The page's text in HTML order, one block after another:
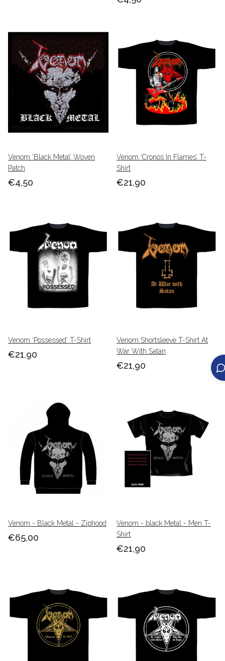
Venom ‘Black Metal’ Woven
Patch
€4,50
Venom ‘Cronos In Flames’ T-
Shirt
€21,90
Venom ‘Possessed’ T-Shirt
€21,90
Venom Shortsleeve T-Shirt At
War With Satan
€21,90
Venom - Black Metal - Ziphood
€65,00
Venom - black Metal - Men T-
Shirt
€21,90